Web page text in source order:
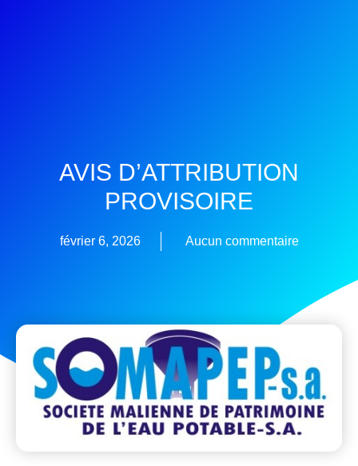
AVIS D’ATTRIBUTION
PROVISOIRE
février 6, 2026 Aucun commentaire